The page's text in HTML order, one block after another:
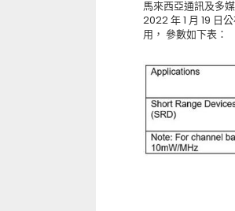
馬來西亞通訊及
2022 年 1 月 19 日
用， 參數如下表：